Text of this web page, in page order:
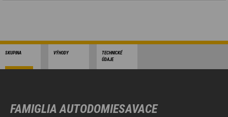
SKUPINA VÝHODY
TECHNICKÉ
ÚDAJE
FAMIGLIA AUTODOMIESAVACE